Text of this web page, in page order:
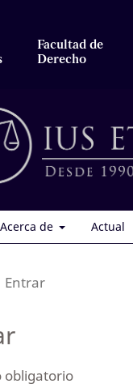
Facultad de
Derecho
Acerca de Actual
Entrar
obligatorio